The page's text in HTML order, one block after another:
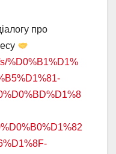
про
%D0%B1%D1%